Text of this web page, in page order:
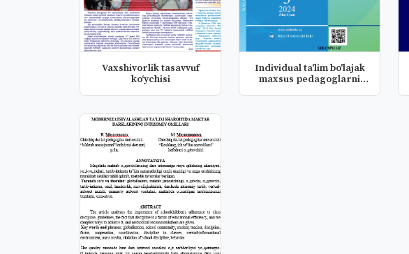
Vaxshivorlik tasavvuf
koʻychisi
Individual ta'lim bo'lajak
maxsus pedagoglarni